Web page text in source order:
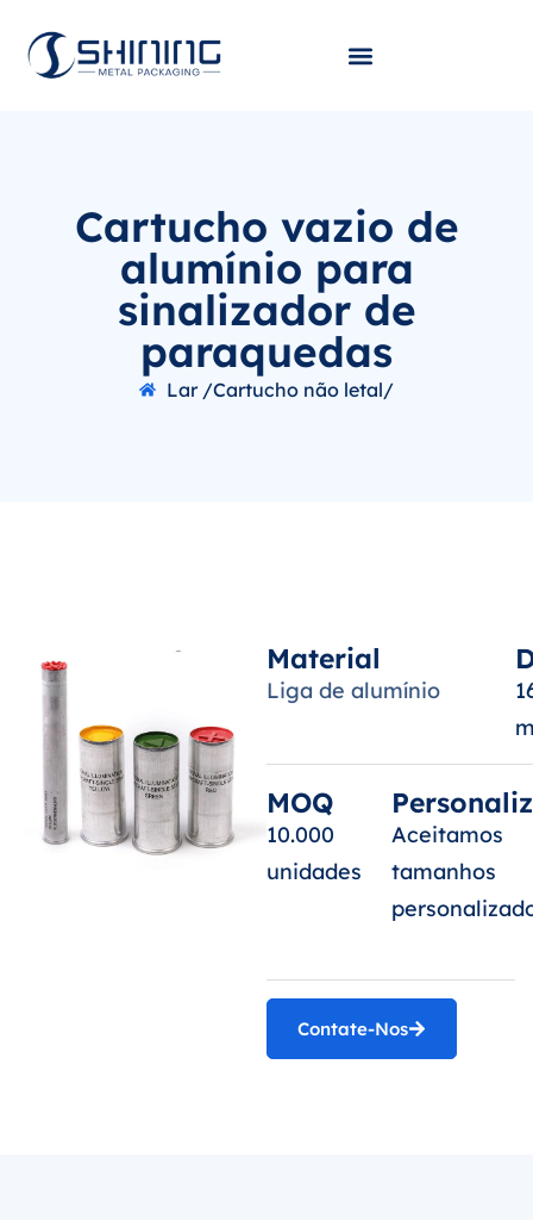
Cartucho vazio de
alumínio para
sinalizador de
paraquedas
Lar /Cartucho não letal/
Material
Liga de alumínio
MOQ
10.000
unidades
Aceitamos
tamanhos
Contate-Nos